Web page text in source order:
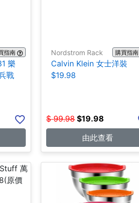
指南
樂
戰
Nordstrom Rack 購買指南
Calvin Klein 女士洋裝
$19.98
$ 99.98 $19.98
由此查看